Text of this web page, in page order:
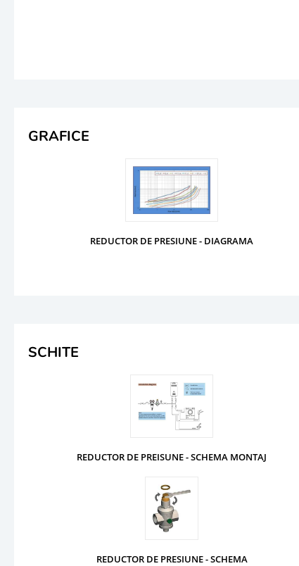
GRAFICE
REDUCTOR DE PRESIUNE - DIAGRAMA
SCHITE
REDUCTOR DE PREISUNE - SCHEMA MONTAJ
REDUCTOR DE PRESIUNE - SCHEMA